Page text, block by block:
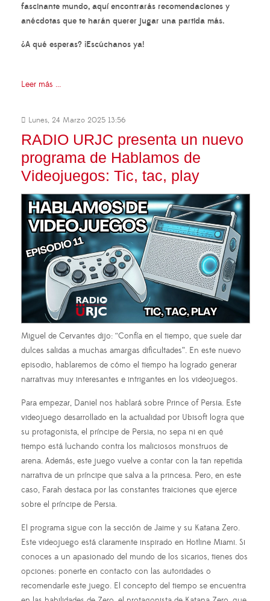
fascinante mundo, aquí encontrarás recomendaciones y
anécdotas que te harán querer jugar una partida más.
¿A qué esperas? ¡Escúchanos ya!
Leer más ...
Lunes, 24 Marzo 2025 13:56
RADIO URJC presenta un nuevo
programa de Hablamos de
Videojuegos: Tic, tac, play
Miguel de Cervantes dijo: “Confía en el tiempo, que suele dar
dulces salidas a muchas amargas dificultades”. En este nuevo
episodio, hablaremos de cómo el tiempo ha logrado generar
narrativas muy interesantes e intrigantes en los videojuegos.
Para empezar, Daniel nos hablará sobre Prince of Persia. Este
videojuego desarrollado en la actualidad por Ubisoft logra que
su protagonista, el príncipe de Persia, no sepa ni en qué
tiempo está luchando contra los maliciosos monstruos de
arena. Además, este juego vuelve a contar con la tan repetida
narrativa de un príncipe que salva a la princesa. Pero, en este
caso, Farah destaca por las constantes traiciones que ejerce
sobre el príncipe de Persia.
El programa sigue con la sección de Jaime y su Katana Zero.
Este videojuego está claramente inspirado en Hotline Miami. Si
conoces a un apasionado del mundo de los sicarios, tienes dos
opciones: ponerte en contacto con las autoridades o
recomendarle este juego. El concepto del tiempo se encuentra